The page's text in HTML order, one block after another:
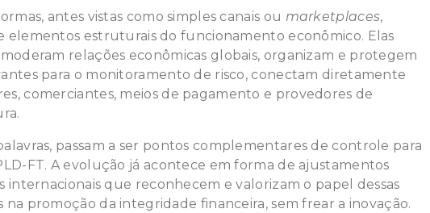
antes vistas como simples canais ou marketplaces,
elementos estruturais do funcionamento econômico. Elas
relações econômicas globais, organizam e protegem
para o monitoramento de risco, conectam diretamente
comerciantes, meios de pagamento e provedores de
passam a ser pontos complementares de controle para
FT. A evolução já acontece em forma de ajustamentos
internacionais que reconhecem e valorizam o papel dessas
na promoção da integridade financeira, sem frear a inovação.